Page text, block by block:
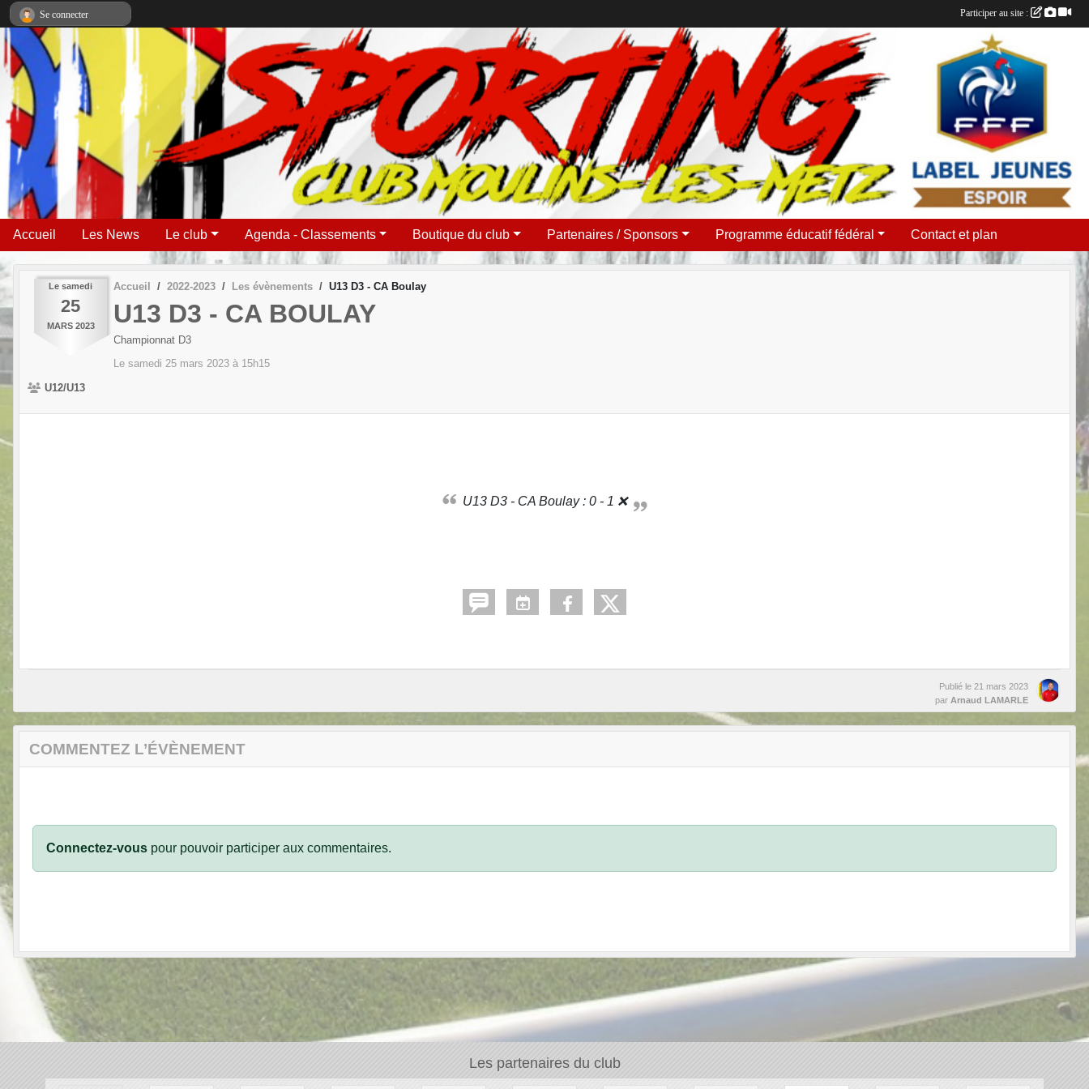
Accueil Les News Le club Agenda - Classements Boutique du club Partenaires / Sponsors Programme éducatif fédéral Contact et plan
Le samedi
25
MARS 2023
Accueil 2022-2023 Les évènements U13 D3 - CA Boulay
U13 D3 - CA BOULAY
Championnat D3
Le samedi 25 mars 2023 à 15h15
U12/U13
U13 D3 - CA Boulay : 0 - 1 ❌
Publié le 21 mars 2023
par Arnaud LAMARLE
COMMENTEZ L’ÉVÈNEMENT
Connectez-vous pour pouvoir participer aux commentaires.
Les partenaires du club
Se connecter Participer au site :
Panneau de gestion des cookies